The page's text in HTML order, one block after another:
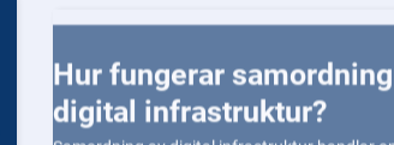
digital infrastruktur?
Samordning av digital infrastruktur handlar
en sammanhängande och effektiv digital